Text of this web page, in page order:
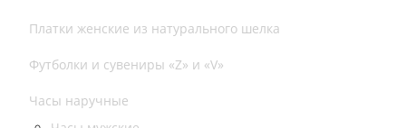
Платки женские из натурального шелка
Футболки и сувениры «Z» и «V»
Часы наручные